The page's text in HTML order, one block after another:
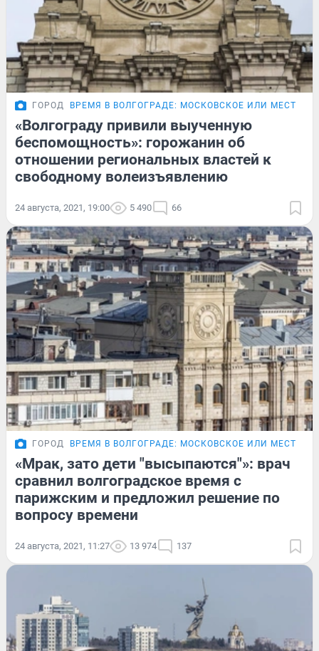
ГОРОД ВРЕМЯ В ВОЛГОГРАДЕ: МОСКОВСКОЕ ИЛИ
«Волгограду привили выученную
беспомощность»: горожанин об
отношении региональных властей к
свободному волеизъявлению
24 августа, 2021, 19:00 5 490 66
ГОРОД ВРЕМЯ В ВОЛГОГРАДЕ: МОСКОВСКОЕ ИЛИ
«Мрак, зато дети "высыпаются"»: врач
сравнил волгоградское время с
парижским и предложил решение по
вопросу времени
24 августа, 2021, 11:27 13 974 137